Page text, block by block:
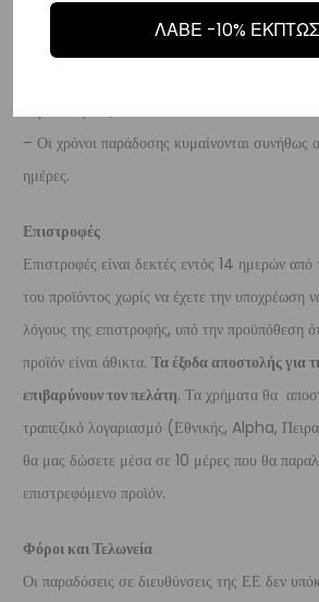
Διεθνή
– Οι χρόνοι παράδοσης κυμαίνονται συνήθως
ημέρες.
Επιστροφές
Επιστροφές είναι δεκτές εντός 14 ημερών
του προϊόντος χωρίς να έχετε την υποχρέωση
λόγους της επιστροφής, υπό την προϋπόθεση
προϊόν είναι άθικτα. Τα έξοδα αποστολής για
επιβαρύνουν τον πελάτη. Τα χρήματα θα
τραπεζικό λογαριασμό (Εθνικής, Alpha,
θα μας δώσετε μέσα σε 10 μέρες που θα
επιστρεφόμενο προϊόν.
Φόροι και Τελωνεία
Οι παραδόσεις σε διευθύνσεις της ΕΕ δεν
ΛΑΒΕ -10%